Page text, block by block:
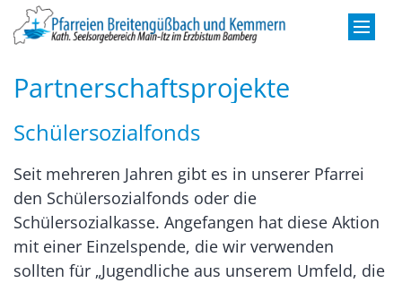
Zum Inhalt springen
Partnerschaftsprojekte
Schülersozialfonds
Seit mehreren Jahren gibt es in unserer Pfarrei
den Schülersozialfonds oder die
Schülersozialkasse. Angefangen hat diese Aktion
mit einer Einzelspende, die wir verwenden
sollten für „Jugendliche aus unserem Umfeld, die